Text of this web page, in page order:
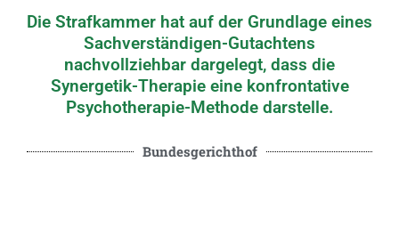
Die Strafkammer hat auf der Grundlage eines
Sachverständigen-Gutachtens
nachvollziehbar dargelegt, dass die
Synergetik-Therapie eine konfrontative
Psychotherapie-Methode darstelle.
Bundesgerichthof